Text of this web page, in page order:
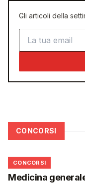
Gli articoli della
CONCORSI
📋
CONCORSI
Medicina